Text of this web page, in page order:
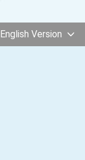
English Version